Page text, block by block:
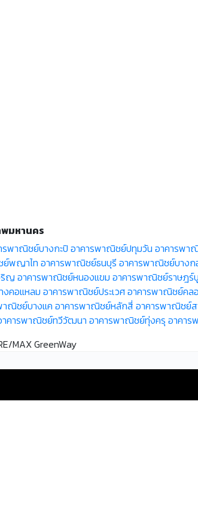
พมหานคร
รพาณิชย์บางกะปิ อาคารพาณิชย์ปทุมวัน อาคารพา
ย์พญาไท อาคารพาณิชย์ธนบุรี อาคารพาณิชย์บาง
ริญ อาคารพาณิชย์หนองแขม อาคารพาณิชย์ราษฎร์
คอแหลม อาคารพาณิชย์ประเวศอาคารพาณิชย์คล
าณิชย์บางแค อาคารพาณิชย์หลักสี่ อาคารพาณิชย์ส
าคารพาณิชย์ทวีวัฒนา อาคารพาณิชย์ทุ่งครุ อาคาร
MAX GreenWay
+66-2-